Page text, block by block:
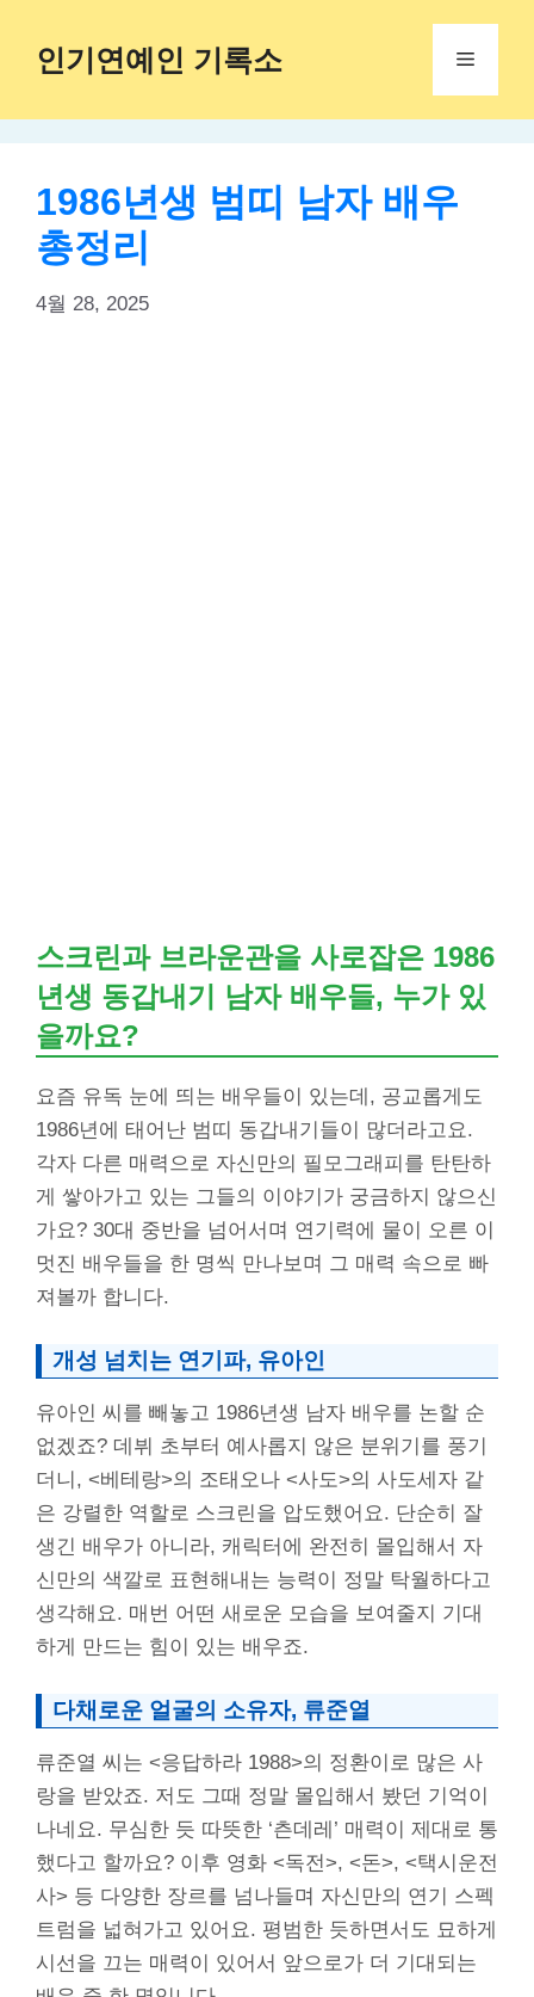
content
인기연예인 기록소 Menu
1986년생 범띠 남자 배우
총정리
4월 28, 2025
스크린과 브라운관을 사로잡은 1986
년생 동갑내기 남자 배우들, 누가 있
을까요?
요즘 유독 눈에 띄는 배우들이 있는데, 공교롭게도
1986년에 태어난 범띠 동갑내기들이 많더라고요.
각자 다른 매력으로 자신만의 필모그래피를 탄탄하
게 쌓아가고 있는 그들의 이야기가 궁금하지 않으신
가요? 30대 중반을 넘어서며 연기력에 물이 오른 이
멋진 배우들을 한 명씩 만나보며 그 매력 속으로 빠
져볼까 합니다.
개성 넘치는 연기파, 유아인
유아인 씨를 빼놓고 1986년생 남자 배우를 논할 순
없겠죠? 데뷔 초부터 예사롭지 않은 분위기를 풍기
더니, <베테랑>의 조태오나 <사도>의 사도세자 같
은 강렬한 역할로 스크린을 압도했어요. 단순히 잘
생긴 배우가 아니라, 캐릭터에 완전히 몰입해서 자
신만의 색깔로 표현해내는 능력이 정말 탁월하다고
생각해요. 매번 어떤 새로운 모습을 보여줄지 기대
하게 만드는 힘이 있는 배우죠.
다채로운 얼굴의 소유자, 류준열
류준열 씨는 <응답하라 1988>의 정환이로 많은 사
랑을 받았죠. 저도 그때 정말 몰입해서 봤던 기억이
나네요. 무심한 듯 따뜻한 ‘츤데레’ 매력이 제대로 통
했다고 할까요? 이후 영화 <독전>, <돈>, <택시운전
사> 등 다양한 장르를 넘나들며 자신만의 연기 스펙
트럼을 넓혀가고 있어요. 평범한 듯하면서도 묘하게
시선을 끄는 매력이 있어서 앞으로가 더 기대되는